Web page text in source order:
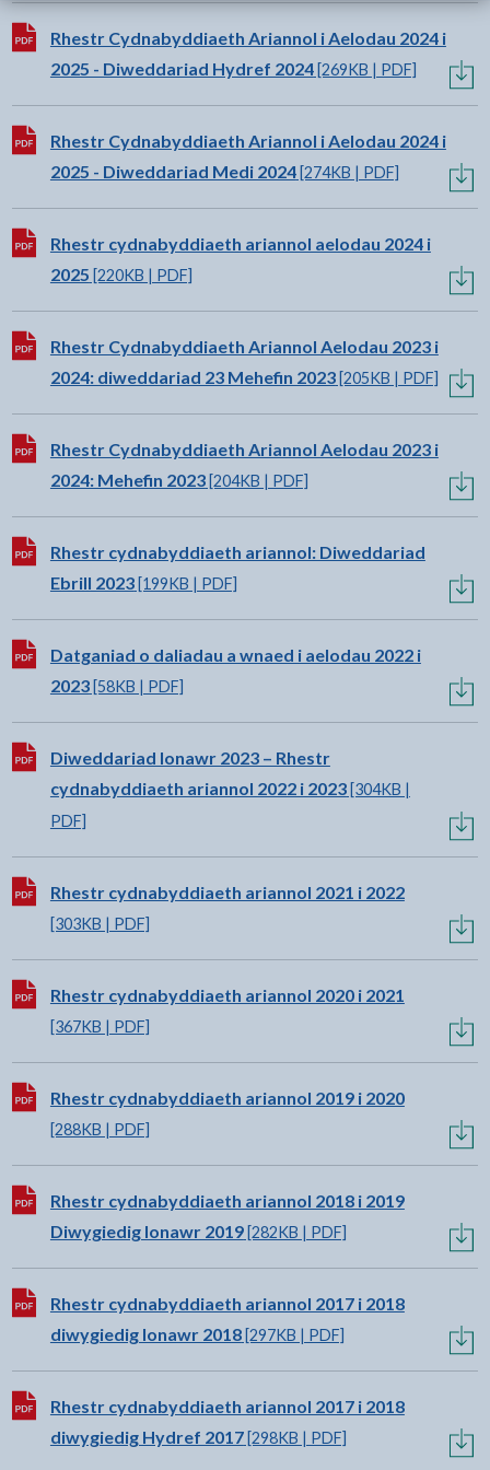
Lawrlwytho:
Rhestr Cydnabyddiaeth Ariannol i Aelodau 2024 i
2025 - Diweddariad Hydref 2024[269KB | PDF]
Lawrlwytho:
Rhestr Cydnabyddiaeth Ariannol i Aelodau 2024 i
2025 - Diweddariad Medi 2024[274KB | PDF]
Lawrlwytho:
Rhestr cydnabyddiaeth ariannol aelodau 2024 i
2025 [220KB | PDF]
Lawrlwytho:
Rhestr Cydnabyddiaeth Ariannol Aelodau 2023 i
2024: diweddariad 23 Mehefin 2023[205KB | PDF]
Lawrlwytho:
Rhestr Cydnabyddiaeth Ariannol Aelodau 2023 i
2024: Mehefin 2023[204KB | PDF]
Lawrlwytho:
Rhestr cydnabyddiaeth ariannol: Diweddariad
Ebrill 2023[199KB | PDF]
Lawrlwytho:
Datganiad o daliadau a wnaed i aelodau 2022 i
2023[58KB | PDF]
Lawrlwytho:
Diweddariad Ionawr 2023 – Rhestr
cydnabyddiaeth ariannol 2022 i 2023[304KB |
PDF]
Lawrlwytho:
Rhestr cydnabyddiaeth ariannol 2021 i 2022
[303KB | PDF]
Lawrlwytho:
Rhestr cydnabyddiaeth ariannol 2020 i 2021
[367KB | PDF]
Lawrlwytho:
Rhestr cydnabyddiaeth ariannol 2019 i 2020
[288KB | PDF]
Lawrlwytho:
Rhestr cydnabyddiaeth ariannol 2018 i 2019
Diwygiedig Ionawr 2019[282KB | PDF]
Lawrlwytho:
Rhestr cydnabyddiaeth ariannol 2017 i 2018
diwygiedig Ionawr 2018[297KB | PDF]
Lawrlwytho:
Rhestr cydnabyddiaeth ariannol 2017 i 2018
diwygiedig Hydref 2017[298KB | PDF]